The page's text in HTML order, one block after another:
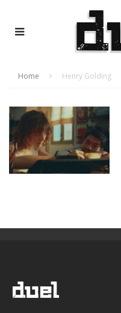
Home Henry Golding